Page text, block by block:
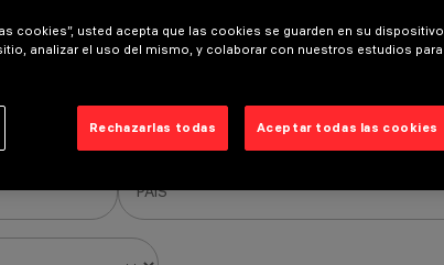
REGISTRATION
cookies”, usted acepta que las cookies se guarden en su dispositivo
analizar el uso del mismo, y colaborar con nuestros estudios para
Rechazarlas todas Aceptar todas las cookies